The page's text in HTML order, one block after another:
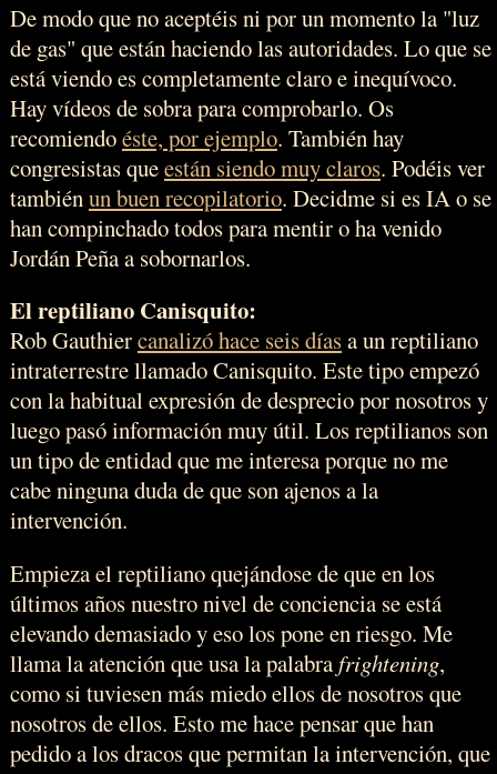
De modo que no aceptéis ni por un momento la "luz
de gas" que están haciendo las autoridades. Lo que se
está viendo es completamente claro e inequívoco.
Hay vídeos de sobra para comprobarlo. Os
recomiendoéste, por ejemplo. También hay
congresistas queestán siendo muy claros. Podéis ver
también un buen recopilatorio. Decidme si es IA o se
han compinchado todos para mentir o ha venido
Jordán Peña a sobornarlos.
El reptiliano Canisquito:
Rob Gauthiercanalizó hace seis díasa un reptiliano
intraterrestre llamado Canisquito. Este tipo empezó
con la habitual expresión de desprecio por nosotros y
luego pasó información muy útil. Los reptilianos son
un tipo de entidad que me interesa porque no me
cabe ninguna duda de que son ajenos a la
intervención.
Empieza el reptiliano quejándose de que en los
últimos años nuestro nivel de conciencia se está
elevando demasiado y eso los pone en riesgo. Me
llama la atención que usa la palabrafrightening,
como si tuviesen más miedo ellos de nosotros que
nosotros de ellos. Esto me hace pensar que han
pedido a los dracos que permitan la intervención, que